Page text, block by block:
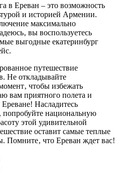
в Ереван – это возможность
и историей Армении.
максимально
вы воспользуетесь
выгодные екатеринбург
путешествие
Не откладывайте
чтобы избежать
вам приятного полета и
Насладитесь
попробуйте национальную
этой удивительной
оставит самые теплые
Помните‚ что Ереван ждет вас!